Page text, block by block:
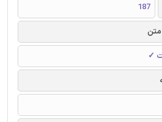
187
✓